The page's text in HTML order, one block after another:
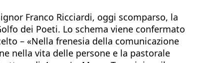
Franco Ricciardi, oggi scomparso, la
dei Poeti. Lo schema viene confermato
– «Nella frenesia della comunicazione
nella vita delle persone e la pastorale